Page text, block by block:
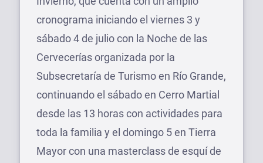
cronograma iniciando el viernes 3 y
sábado 4 de julio con la Noche de las
Cervecerías organizada por la
Subsecretaría de Turismo en Río Grande,
continuando el sábado en Cerro Martial
desde las 13 horas con actividades para
toda la familia y el domingo 5 en Tierra
Mayor con una masterclass de esquí de